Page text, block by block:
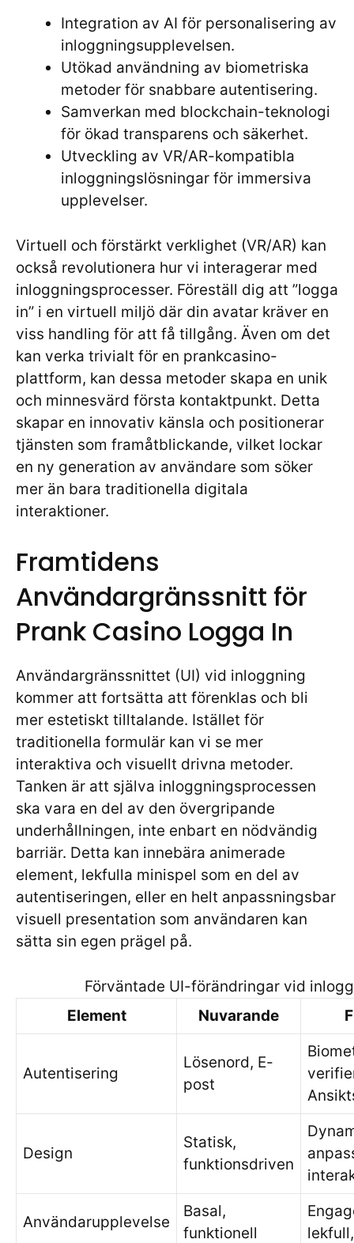
Integration av AI för personalisering av
inloggningsupplevelsen.
Utökad användning av biometriska
metoder för snabbare autentisering.
Samverkan med blockchain-teknologi
för ökad transparens och säkerhet.
Utveckling av VR/AR-kompatibla
inloggningslösningar för immersiva
upplevelser.
Virtuell och förstärkt verklighet (VR/AR) kan
också revolutionera hur vi interagerar med
inloggningsprocesser. Föreställ dig att ”logga
in” i en virtuell miljö där din avatar kräver en
viss handling för att få tillgång. Även om det
kan verka trivialt för en prankcasino-
plattform, kan dessa metoder skapa en unik
och minnesvärd första kontaktpunkt. Detta
skapar en innovativ känsla och positionerar
tjänsten som framåtblickande, vilket lockar
en ny generation av användare som söker
mer än bara traditionella digitala
interaktioner.
Framtidens
Användargränssnitt för
Prank Casino Logga In
Användargränssnittet (UI) vid inloggning
kommer att fortsätta att förenklas och bli
mer estetiskt tilltalande. Istället för
traditionella formulär kan vi se mer
interaktiva och visuellt drivna metoder.
Tanken är att själva inloggningsprocessen
ska vara en del av den övergripande
underhållningen, inte enbart en nödvändig
barriär. Detta kan innebära animerade
element, lekfulla minispel som en del av
autentiseringen, eller en helt anpassningsbar
visuell presentation som användaren kan
sätta sin egen prägel på.
Förväntade UI-förändringar vid
Element
Nuvarande
Autentisering
Lösenord, E-
post
Design
Statisk,
funktionsdriven
Användarupplevelse
Basal,
funktionell